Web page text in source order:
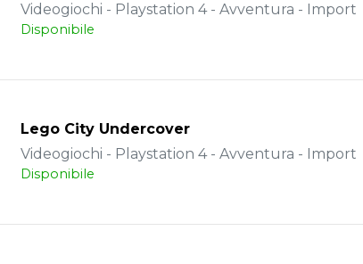
Videogiochi - Playstation 4 - Avventura - Import
Disponibile
Lego City Undercover
Videogiochi - Playstation 4 - Avventura - Import
Disponibile